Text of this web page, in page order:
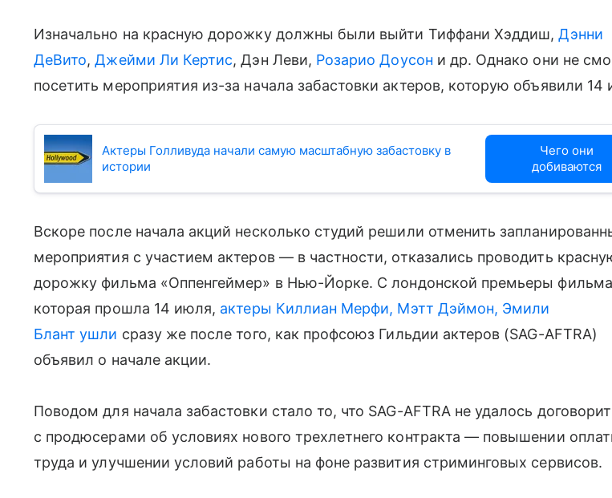
Изначально на красную дорожку должны были выйти Тиффани Хэддиш,Дэнни
ДеВито,Джейми Ли Кертис, Дэн Леви, Розарио Доусон и др. Однако они не
посетить мероприятия из-за начала забастовки актеров, которую объявили 14
Актеры Голливуда начали самую масштабную забастовку в
истории
Чего они
добиваются
Вскоре после начала акций несколько студий решили отменить
мероприятия с участием актеров — в частности, отказались проводить
дорожку фильма «Оппенгеймер» в Нью-Йорке. С лондонской премьеры
которая прошла 14 июля, актеры Киллиан Мерфи, Мэтт Дэймон, Эмили
Блант ушли сразу же после того, как профсоюз Гильдии актеров (SAG-AFTRA)
объявил о начале акции.
Поводом для начала забастовки стало то, что SAG-AFTRA не удалось
с продюсерами об условиях нового трехлетнего контракта — повышении
труда и улучшении условий работы на фоне развития стриминговых сервисов.